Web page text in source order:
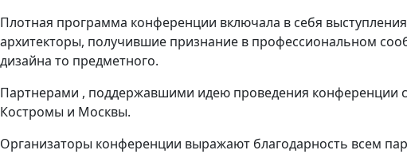
Плотная программа конференции включала в себя
архитекторы, получившие признание в профессиональном
дизайна то предметного.
Партнерами , поддержавшими идею проведения конференции
Костромы и Москвы.
Организаторы конференции выражают благодарность всем